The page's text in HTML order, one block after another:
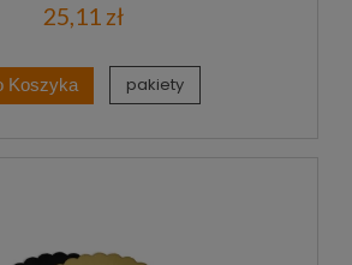
25,11 zł
Koszyka pakiety